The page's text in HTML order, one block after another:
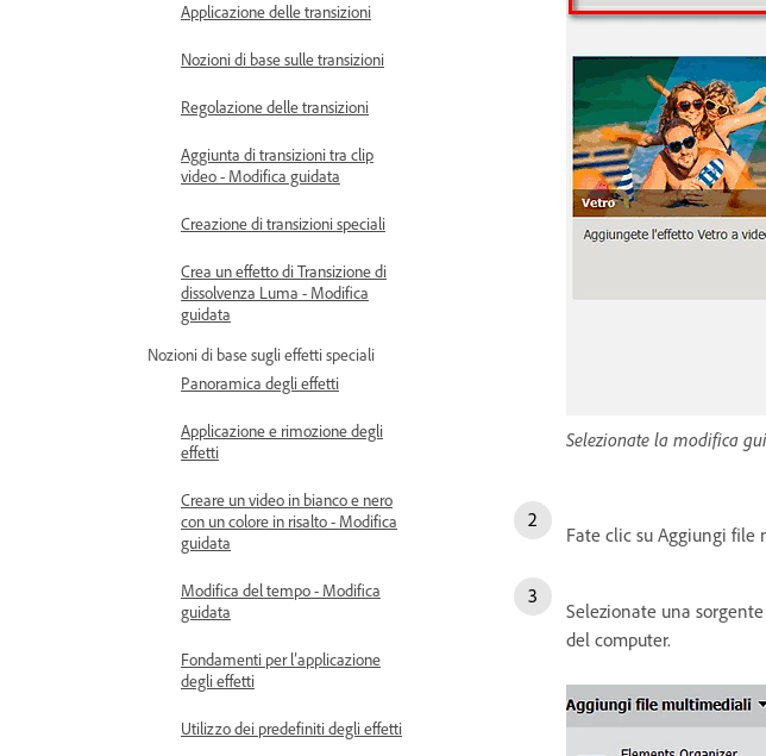
Applicazione delle transizioni
Nozioni di base sulle transizioni
Regolazione delle transizioni
Aggiunta di transizioni tra clip
video - Modifica guidata
Creazione di transizioni speciali
Crea un effetto di Transizione di
dissolvenza Luma - Modifica
guidata
Nozioni di base sugli effetti speciali
Panoramica degli effetti
Applicazione e rimozione degli
effetti
Creare un video in bianco e nero
con un colore in risalto - Modifica
guidata
Modifica del tempo - Modifica
guidata
Fondamenti per l’applicazione
degli effetti
Utilizzo dei predefiniti degli effetti
Selezionate la modifica
Fate clic su Aggiungi
Selezionate una
del computer.